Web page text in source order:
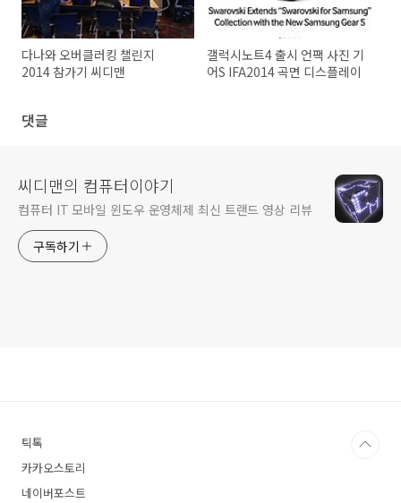
다나와 오버클러킹 챌린지
2014 참가기 씨디맨
갤럭시노트4 출시 언팩 사진 기
어S IFA2014 곡면 디스플레이
댓글
씨디맨의 컴퓨터이야기
컴퓨터 IT 모바일 윈도우 운영체제 최신 트랜드 영상 리뷰
구독하기
틱톡
카카오스토리
네이버포스트